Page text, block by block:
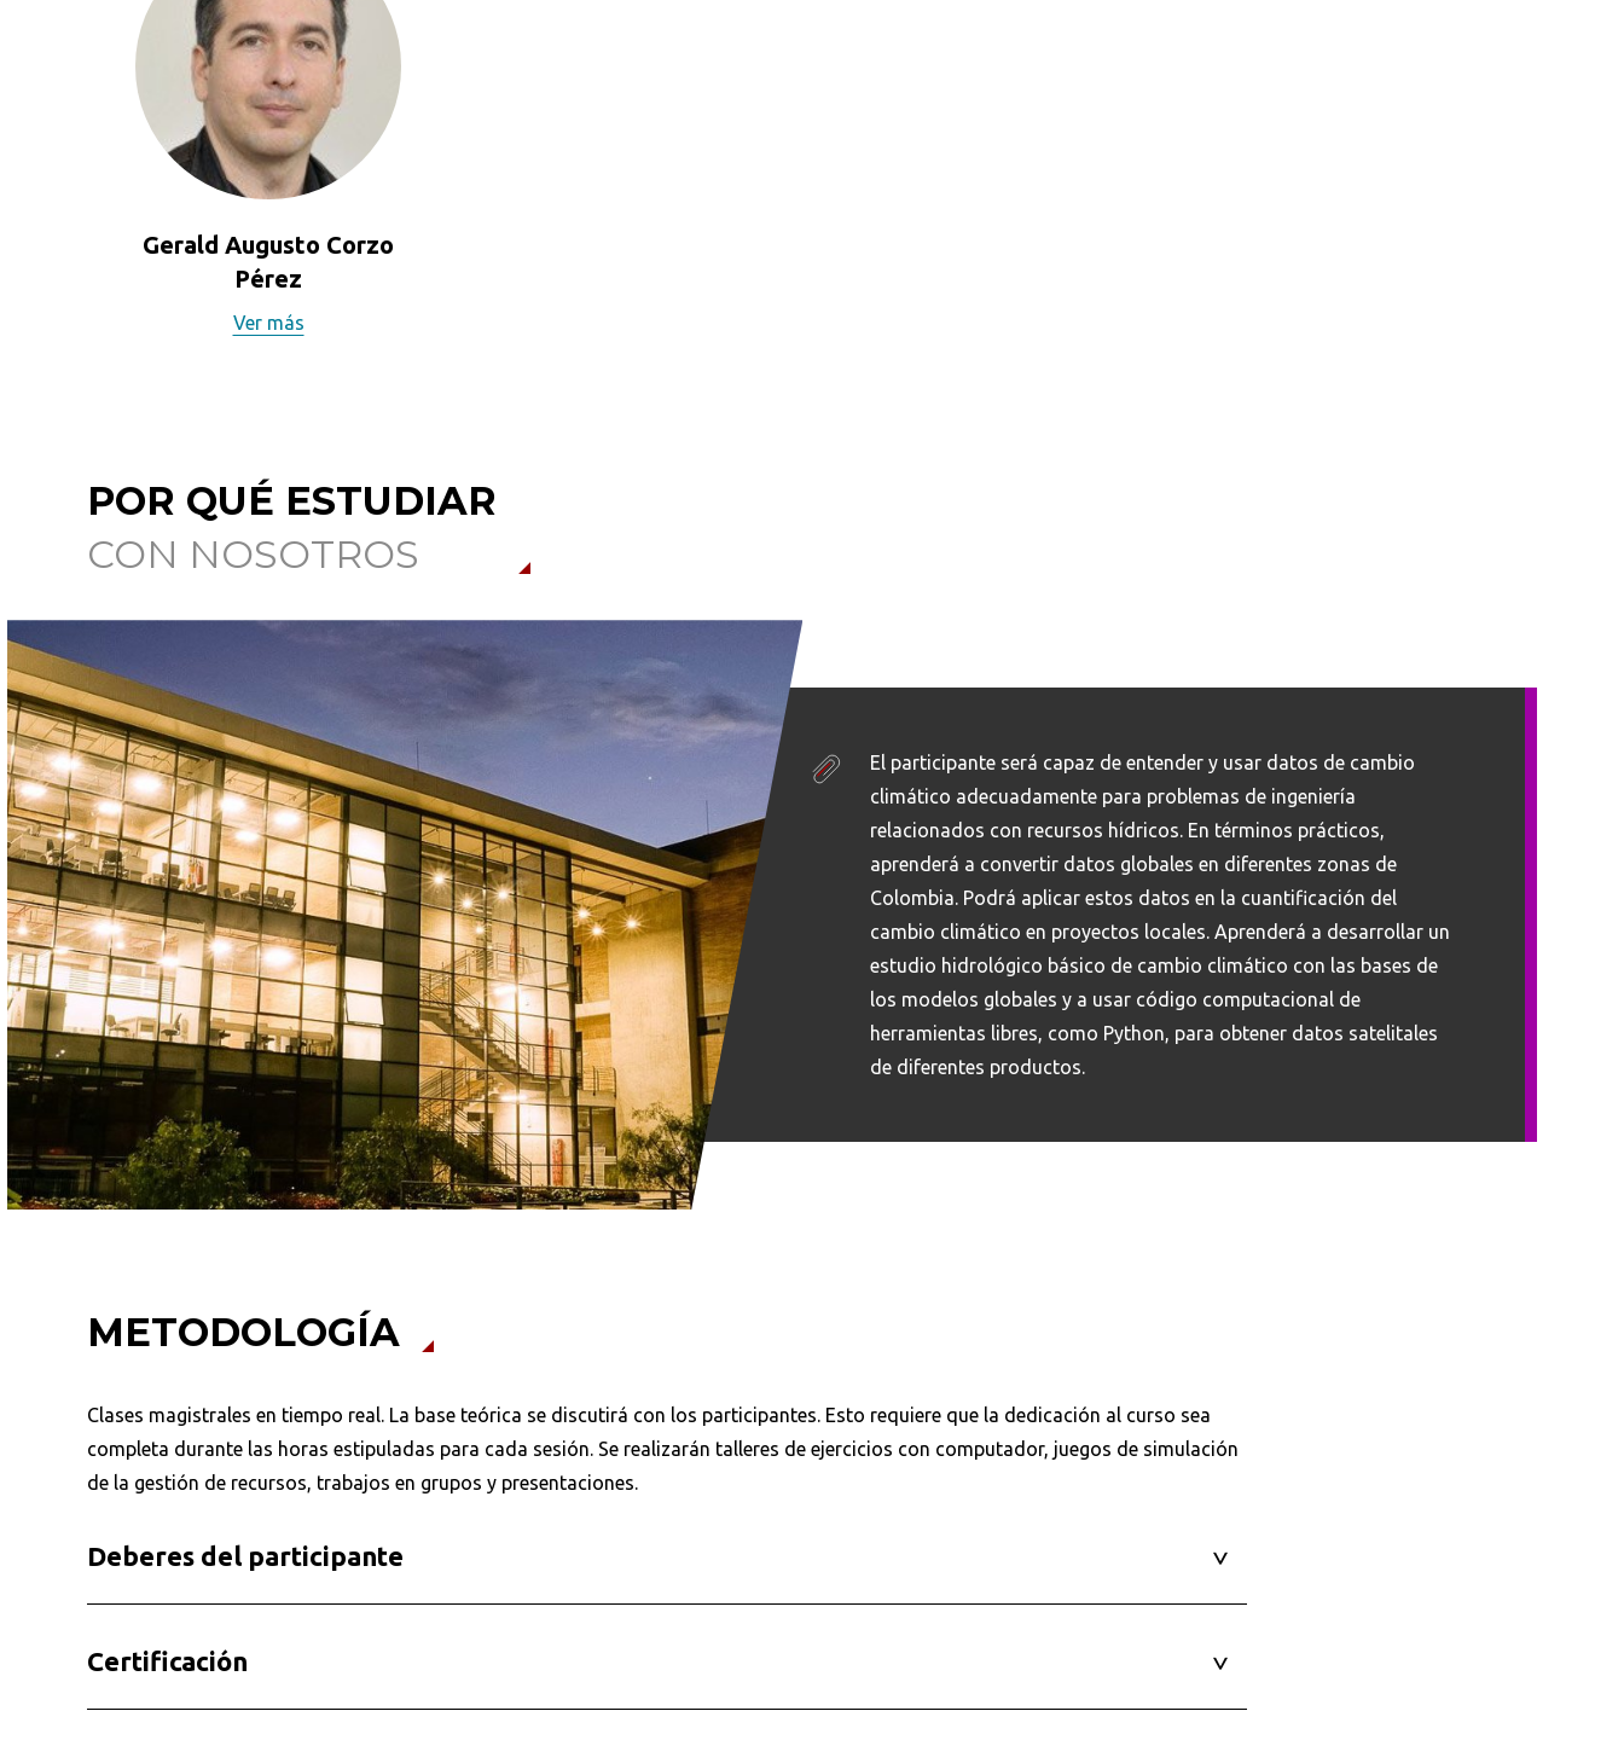
Gerald Augusto Corzo
Pérez
Ver más
POR QUÉ ESTUDIAR
CON NOSOTROS
El participante será capaz de entender y usar datos de cambio
climático adecuadamente para problemas de ingeniería
relacionados con recursos hídricos. En términos prácticos,
aprenderá a convertir datos globales en diferentes zonas de
Colombia. Podrá aplicar estos datos en la cuantificación del
cambio climático en proyectos locales. Aprenderá a desarrollar un
estudio hidrológico básico de cambio climático con las bases de
los modelos globales y a usar código computacional de
herramientas libres, como Python, para obtener datos satelitales
de diferentes productos.
METODOLOGÍA
Clases magistrales en tiempo real. La base teórica se discutirá con los participantes. Esto requiere que la dedicación al curso sea
completa durante las horas estipuladas para cada sesión. Se realizarán talleres de ejercicios con computador, juegos de simulación
de la gestión de recursos, trabajos en grupos y presentaciones.
Deberes del participante
Certificación
Ordenar por: